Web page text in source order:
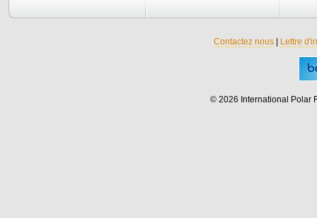
Contactez nous| Lettre
© 2026 International Polar